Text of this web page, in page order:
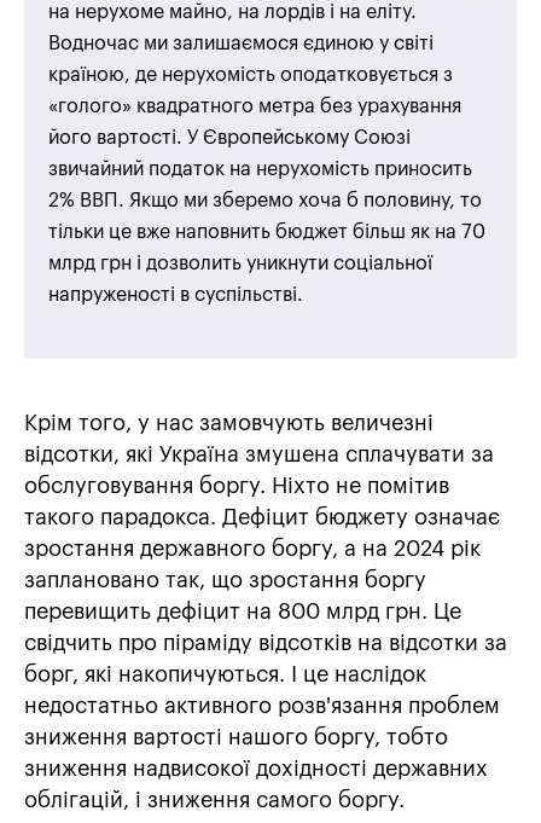
на нерухоме майно, на лордів і на еліту.
Водночас ми залишаємося єдиною у світі
країною, де нерухомість оподатковується з
«голого» квадратного метра без урахування
його вартості. У Європейському Союзі
звичайний податок на нерухомість приносить
2% ВВП. Якщо ми зберемо хоча б половину, то
тільки це вже наповнить бюджет більш як на 70
млрд грн і дозволить уникнути соціальної
напруженості в суспільстві.
Крім того, у нас замовчують величезні
відсотки, які Україна змушена сплачувати за
обслуговування боргу. Ніхто не помітив
такого парадокса. Дефіцит бюджету означає
зростання державного боргу, а на 2024 рік
заплановано так, що зростання боргу
перевищить дефіцит на 800 млрд грн. Це
свідчить про піраміду відсотків на відсотки за
борг, які накопичуються. І це наслідок
недостатньо активного розв'язання проблем
зниження вартості нашого боргу, тобто
зниження надвисокої дохідності державних
облігацій, і зниження самого боргу.